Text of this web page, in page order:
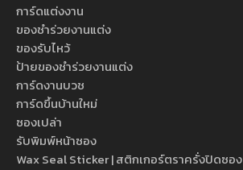
การ์ดแต่งงาน
ของชำร่วยงานแต่ง
ของรับไหว้
ป้ายของชำร่วยงานแต่ง
การ์ดงานบวช
การ์ดขึ้นบ้านใหม่
ซองเปล่า
รับพิมพ์หน้าซอง
Wax Seal Sticker | สติกเกอร์ตราครั่งปิดซอง